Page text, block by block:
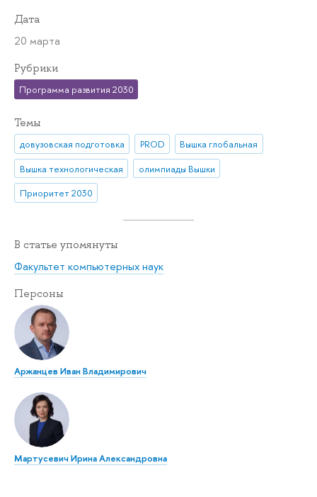
Дата
20 марта
Рубрики
Программа развития 2030
Темы
довузовская подготовка PROD
Вышка глобальная
Вышка технологическая
олимпиады Вышки
Приоритет 2030
В статье упомянуты
Факультет компьютерных наук
Персоны
Аржанцев Иван Владимирович
Мартусевич Ирина Александровна